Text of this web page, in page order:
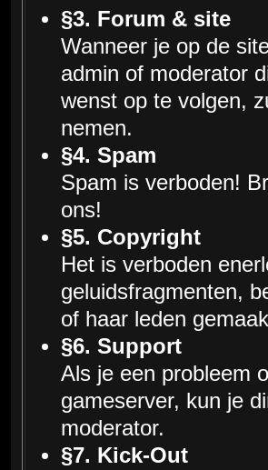
§3. Forum & site
Wanneer je op de
admin of moderator
wenst op te volgen,
nemen.
§4. Spam
Spam is verboden!
ons!
§5. Copyright
Het is verboden
geluidsfragmenten,
of haar leden
§6. Support
Als je een probleem
gameserver, kun je
moderator.
§7. Kick-Out